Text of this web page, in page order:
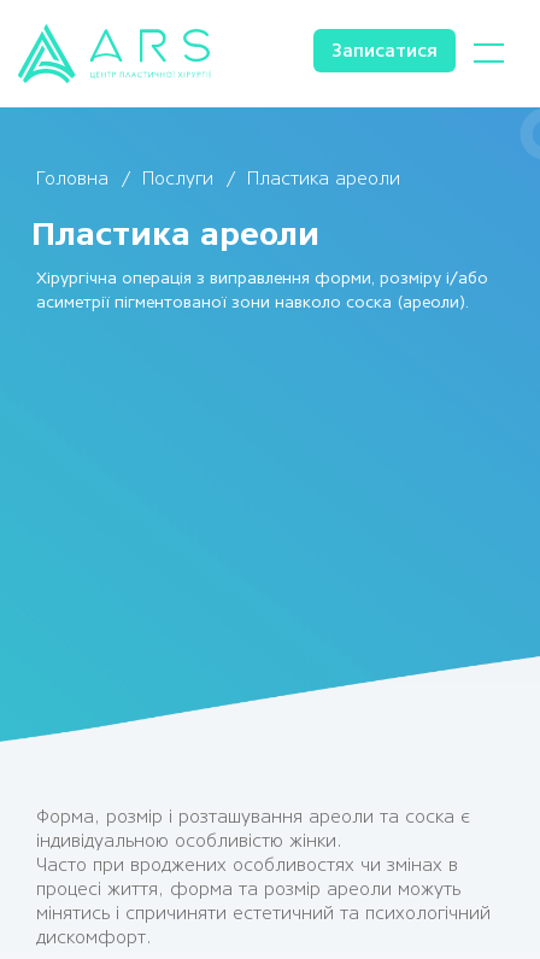
Записатися
Головна Послуги Пластика ареоли
Пластика ареоли
Хірургічна операція з виправлення форми, розміру і/або
асиметрії пігментованої зони навколо соска (ареоли).
Форма, розмір і розташування ареоли та соска є
індивідуальною особливістю жінки.
Часто при вроджених особливостях чи змінах в
процесі життя, форма та розмір ареоли можуть
мінятись і спричиняти естетичний та психологічний
дискомфорт.